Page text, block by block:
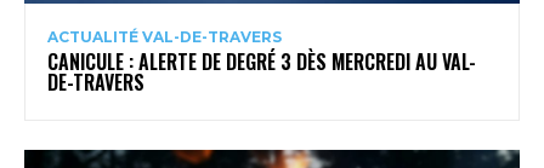
ACTUALITÉ VAL-DE-TRAVERS
CANICULE : ALERTE DE DEGRÉ 3 DÈS MERCREDI AU VAL-
DE-TRAVERS